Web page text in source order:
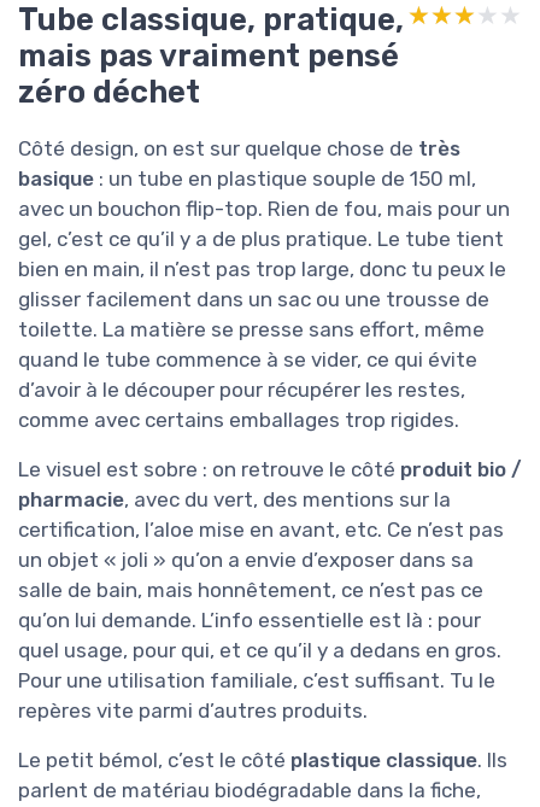
Tube classique, pratique,
mais pas vraiment pensé
zéro déchet
★★★★★
★★★★★
Côté design, on est sur quelque chose de très
basique : un tube en plastique souple de 150 ml,
avec un bouchon flip-top. Rien de fou, mais pour un
gel, c’est ce qu’il y a de plus pratique. Le tube tient
bien en main, il n’est pas trop large, donc tu peux le
glisser facilement dans un sac ou une trousse de
toilette. La matière se presse sans effort, même
quand le tube commence à se vider, ce qui évite
d’avoir à le découper pour récupérer les restes,
comme avec certains emballages trop rigides.
Le visuel est sobre : on retrouve le côté produit bio /
pharmacie, avec du vert, des mentions sur la
certification, l’aloe mise en avant, etc. Ce n’est pas
un objet « joli » qu’on a envie d’exposer dans sa
salle de bain, mais honnêtement, ce n’est pas ce
qu’on lui demande. L’info essentielle est là : pour
quel usage, pour qui, et ce qu’il y a dedans en gros.
Pour une utilisation familiale, c’est suffisant. Tu le
repères vite parmi d’autres produits.
Le petit bémol, c’est le côté plastique classique. Ils
parlent de matériau biodégradable dans la fiche,